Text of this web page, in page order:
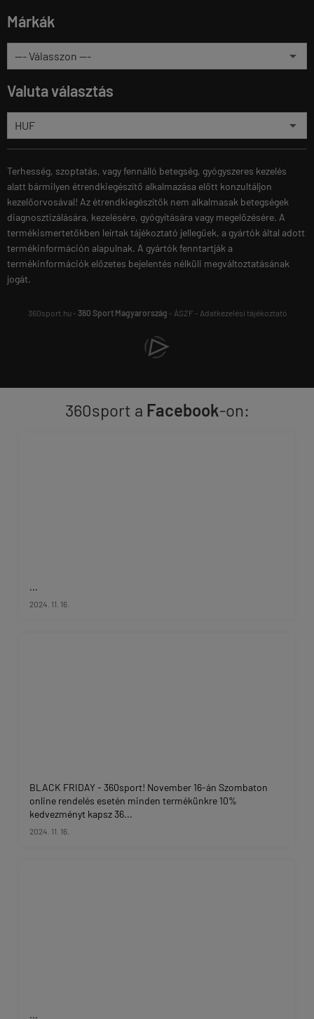
Márkák
Valuta választás
Terhesség, szoptatás, vagy fennálló betegség, gyógyszeres kezelés
alatt bármilyen étrendkiegészítő alkalmazása előtt konzultáljon
kezelőorvosával! Az étrendkiegészítők nem alkalmasak betegségek
diagnosztizálására, kezelésére, gyógyítására vagy megelőzésére. A
termékismertetőkben leírtak tájékoztató jellegűek, a gyártók által adott
termékinformáción alapulnak. A gyártók fenntartják a
termékinformációk előzetes bejelentés nélküli megváltoztatásának
jogát.
360sport.hu - 360 Sport Magyarország - ÁSZF- Adatkezelési tájékoztató
360sport a Facebook-on:
...
2024. 11. 16.
BLACK FRIDAY - 360sport! November 16-án Szombaton
online rendelés esetén minden termékünkre 10%
kedvezményt kapsz 36...
2024. 11. 16.
...